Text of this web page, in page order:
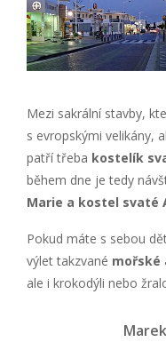
Mezi sakrální stavby,
s evropskými velikány,
patří třeba kostelík
během dne je tedy
Marie a kostel svaté
Pokud máte s sebou
výlet takzvané mořské
ale i krokodýli nebo